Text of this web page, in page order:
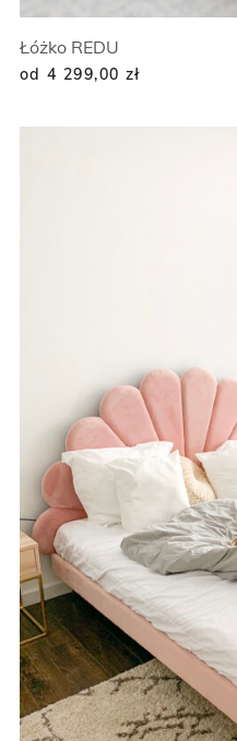
Łóżko REDU
od 4 299,00 zł